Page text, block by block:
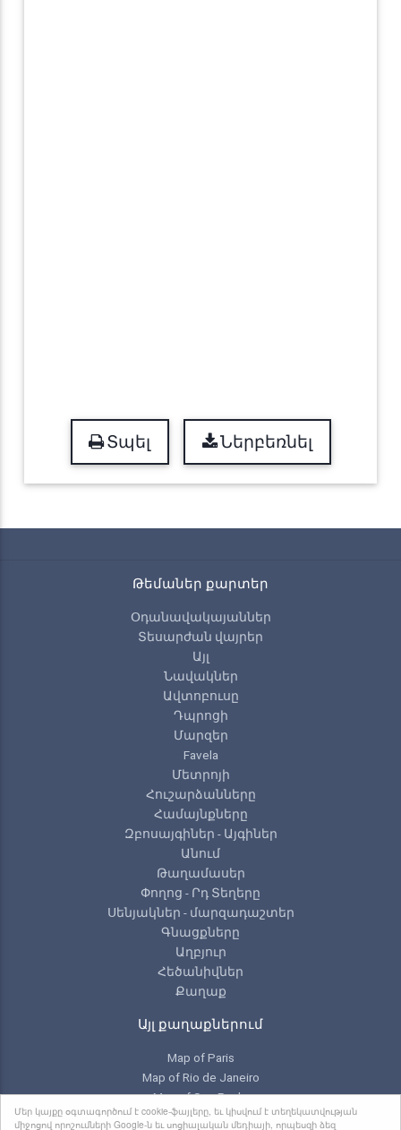
Մեր կայքը օգտագործում է cookie-ֆայլերը, եւ կիսվում է տեղեկատվության
միջոցով որոշումների Google-ն եւ սոցիալական մեդիայի, որպեսզի ձեզ
Տպել Ներբեռնել
Թեմաներ քարտեր
Օդանավակայաններ
Տեսարժան վայրեր
Այլ
Նավակներ
Ավտոբուսը
Դպրոցի
Մարզեր
Favela
Մետրոյի
Հուշարձանները
Համայնքները
Զբոսայգիներ - Այգիներ
Անում
Թաղամասեր
Փողոց - Րդ Տեղերը
Սենյակներ - մարզադաշտեր
Գնացքները
Աղբյուր
Հեծանիվներ
Քաղաք
Այլ քաղաքներում
Map of Paris
Map of Rio de Janeiro
Map of Sao Paulo
Map of Toronto